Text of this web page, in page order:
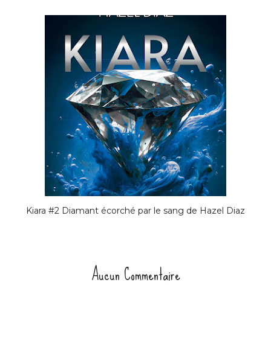
Kiara #2 Diamant écorché par le sang de Hazel Diaz
Aucun Commentaire